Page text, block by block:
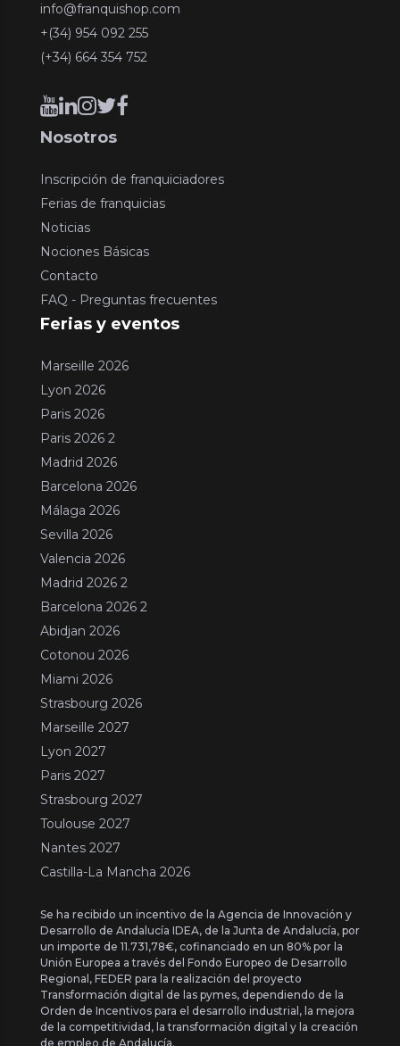
info@franquishop.com
+(34) 954 092 255
(+34) 664 354 752
Nosotros
Inscripción de franquiciadores
Ferias de franquicias
Noticias
Nociones Básicas
Contacto
FAQ - Preguntas frecuentes
Ferias y eventos
Marseille 2026
Lyon 2026
Paris 2026
Paris 2026 2
Madrid 2026
Barcelona 2026
Málaga 2026
Sevilla 2026
Valencia 2026
Madrid 2026 2
Barcelona 2026 2
Abidjan 2026
Cotonou 2026
Miami 2026
Strasbourg 2026
Marseille 2027
Lyon 2027
Paris 2027
Strasbourg 2027
Toulouse 2027
Nantes 2027
Castilla-La Mancha 2026
Se ha recibido un incentivo de la Agencia de Innovación y
Desarrollo de Andalucía IDEA, de la Junta de Andalucía, por
un importe de 11.731,78€, cofinanciado en un 80% por la
Unión Europea a través del Fondo Europeo de Desarrollo
Regional, FEDER para la realización del proyecto
Transformación digital de las pymes, dependiendo de la
Orden de Incentivos para el desarrollo industrial, la mejora
de la competitividad, la transformación digital y la creación
de empleo de Andalucía.